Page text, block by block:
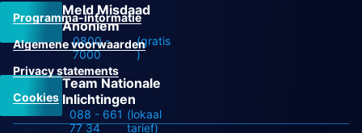
Meld Misdaad
Anoniem
0800 -
7000
(gratis
)
Team Nationale
Inlichtingen
088 - 661
77 34
(lokaal
tarief)
Programma-informatie
Algemene voorwaarden
Privacy statements
Cookies